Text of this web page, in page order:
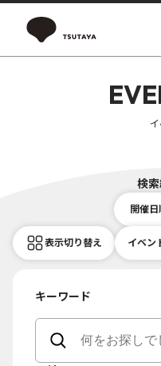
検
開催日
表示切り替え イベン
キーワード